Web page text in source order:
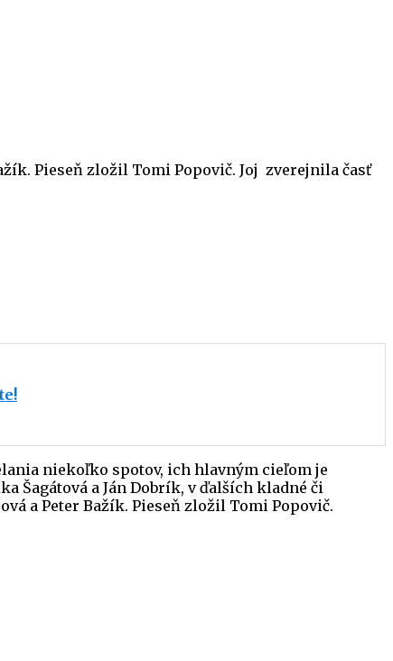
Pieseň zložil Tomi Popovič. Joj zverejnila časť
niekoľko spotov, ich hlavným cieľom je
Šagátová a Ján Dobrík, v ďalších kladné či
a Peter Bažík. Pieseň zložil Tomi Popovič.